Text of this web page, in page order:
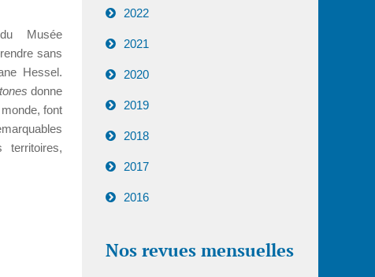
Musée
sans
Hessel.
donne
font
2022
2021
2020
2019
2018
2017
2016
Nos revues mensuelles